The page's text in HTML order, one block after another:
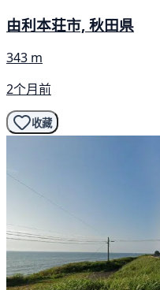
由利本荘市, 秋田県
343 m
2个月前
收藏